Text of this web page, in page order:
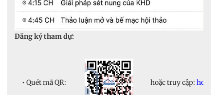
Đăng ký tham dự:
• Quét mã QR: hoặc truy cập: